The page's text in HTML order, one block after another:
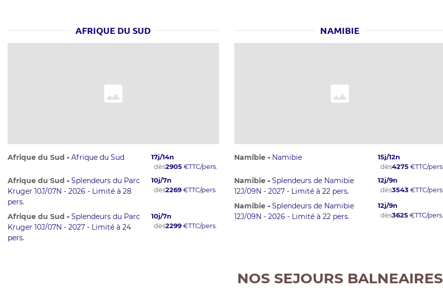
AFRIQUE DU SUD
Afrique du Sud - Afrique du Sud 17j/14n
dès2905€TTC/pers.
Afrique du Sud - Splendeurs du Parc
Kruger 10J/07N - 2026 - Limité à 28
pers.
10j/7n
dès2269€TTC/pers.
Afrique du Sud - Splendeurs du Parc
Kruger 10J/07N - 2027 - Limité à 24
pers.
10j/7n
dès2299€TTC/pers.
NAMIBIE
Namibie - Namibie 15j/12n
dès4275€TTC/pers.
Namibie - Splendeurs de Namibie
12J/09N - 2027 - Limité à 22 pers.
12j/9n
dès3543€TTC/pers.
Namibie - Splendeurs de Namibie
12J/09N - 2026 - Limité à 22 pers.
12j/9n
dès3625€TTC/pers.
NOS SEJOURS BALNEAIRES